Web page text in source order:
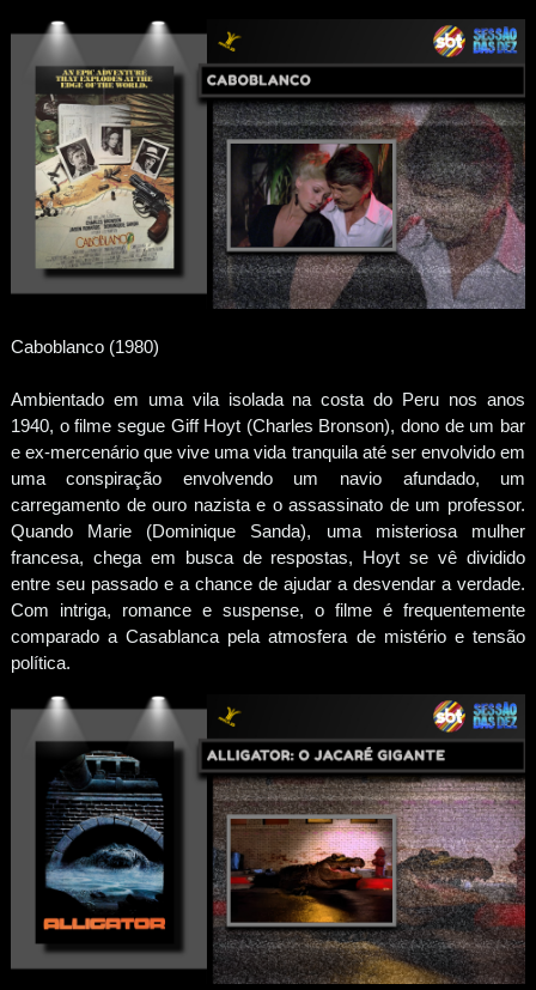
Caboblanco (1980)
Ambientado em uma vila isolada na costa do Peru nos anos
1940, o filme segue Giff Hoyt (Charles Bronson), dono de um bar
e ex-mercenário que vive uma vida tranquila até ser envolvido em
uma conspiração envolvendo um navio afundado, um
carregamento de ouro nazista e o assassinato de um professor.
Quando Marie (Dominique Sanda), uma misteriosa mulher
francesa, chega em busca de respostas, Hoyt se vê dividido
entre seu passado e a chance de ajudar a desvendar a verdade.
Com intriga, romance e suspense, o filme é frequentemente
comparado a Casablanca pela atmosfera de mistério e tensão
política.